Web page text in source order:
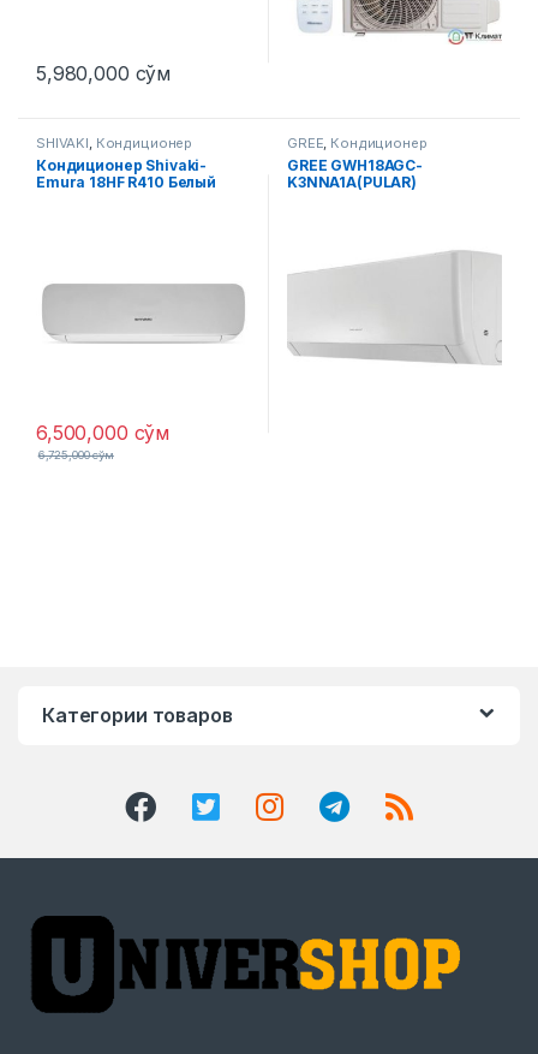
5,980,000 сўм
SHIVAKI, Кондиционер
Кондиционер Shivaki-
Emura 18HF R410 Белый
6,500,000 сўм
6,725,000сўм
GREE, Кондиционер
GREE GWH18AGC-
K3NNA1A(PULAR)
Категории товаров